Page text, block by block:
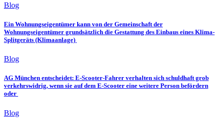
Blog
Ein Wohnungseigentümer kann von der Gemeinschaft der
Wohnungseigentümer grundsätzlich die Gestattung des Einbaus eines Klima-
Splitgeräts (Klimaanlage)
Blog
AG München entscheidet: E-Scooter-Fahrer verhalten sich schuldhaft grob
verkehrswidrig, wenn sie auf dem E-Scooter eine weitere Person befördern
oder
Blog